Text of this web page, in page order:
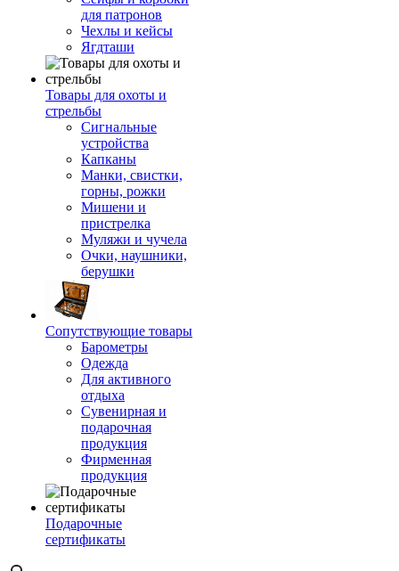
для патронов
Чехлы и кейсы
Ягдташи
Товары для охоты и
стрельбы
Сигнальные
устройства
Капканы
Манки, свистки,
горны, рожки
Мишени и
пристрелка
Муляжи и чучела
Очки, наушники,
берушки
Сопутствующие товары
Барометры
Одежда
Для активного
отдыха
Сувенирная и
подарочная
продукция
Фирменная
продукция
Подарочные
сертификаты